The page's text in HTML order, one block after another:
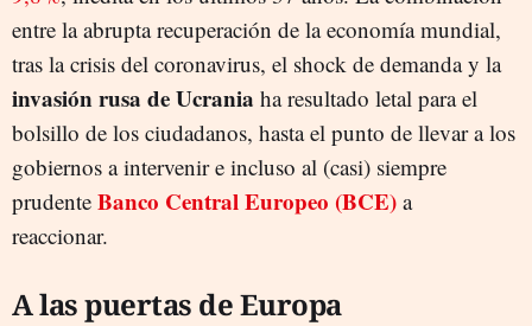
entre la abrupta recuperación de la economía mundial,
tras la crisis del coronavirus, el shock de demanda y la
invasión rusa de Ucrania ha resultado letal para el
bolsillo de los ciudadanos, hasta el punto de llevar a los
gobiernos a intervenir e incluso al (casi) siempre
prudente Banco Central Europeo (BCE) a
reaccionar.
A las puertas de Europa